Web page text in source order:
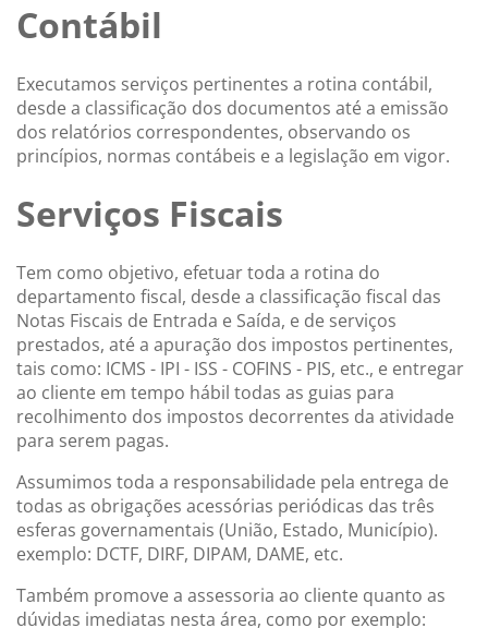
Contábil
Executamos serviços pertinentes a rotina contábil,
desde a classificação dos documentos até a emissão
dos relatórios correspondentes, observando os
princípios, normas contábeis e a legislação em vigor.
Serviços Fiscais
Tem como objetivo, efetuar toda a rotina do
departamento fiscal, desde a classificação fiscal das
Notas Fiscais de Entrada e Saída, e de serviços
prestados, até a apuração dos impostos pertinentes,
tais como: ICMS - IPI - ISS - COFINS - PIS, etc., e entregar
ao cliente em tempo hábil todas as guias para
recolhimento dos impostos decorrentes da atividade
para serem pagas.
Assumimos toda a responsabilidade pela entrega de
todas as obrigações acessórias periódicas das três
esferas governamentais (União, Estado, Município).
exemplo: DCTF, DIRF, DIPAM, DAME, etc.
Também promove a assessoria ao cliente quanto as
dúvidas imediatas nesta área, como por exemplo: